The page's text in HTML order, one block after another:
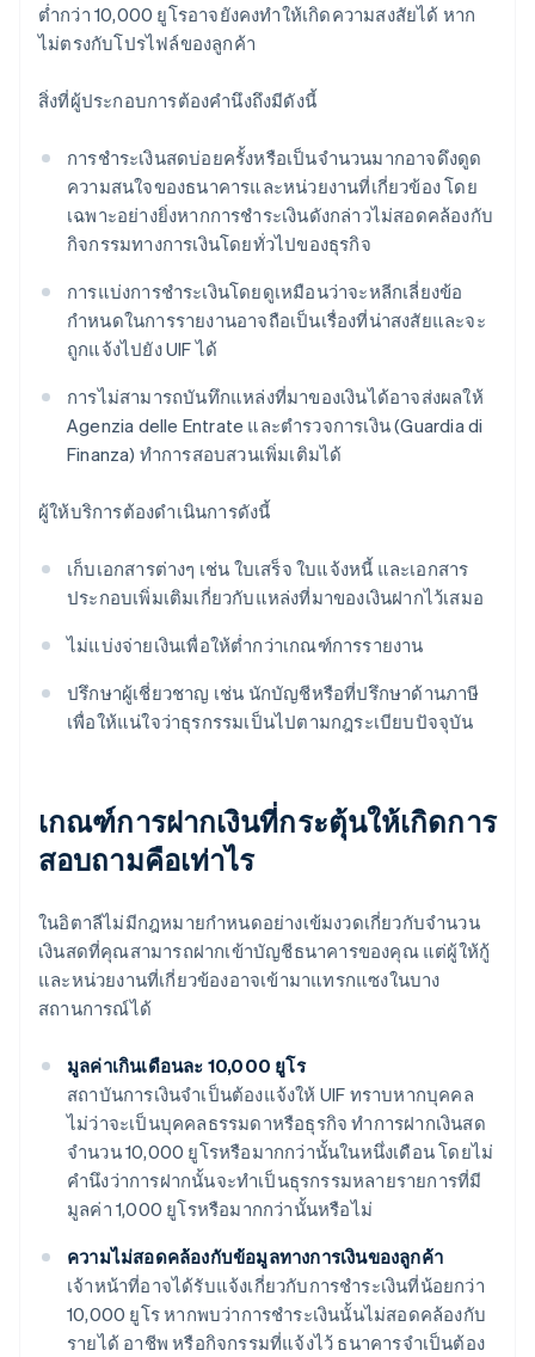
ต่ำกว่า 10,000 ยูโรอาจยังคงทำให้เกิดความสงสัยได้ หาก
ไม่ตรงกับโปรไฟล์ของลูกค้า
สิ่งที่ผู้ประกอบการต้องคำนึงถึงมีดังนี้
การชำระเงินสดบ่อยครั้งหรือเป็นจำนวนมากอาจดึงดูด
ความสนใจของธนาคารและหน่วยงานที่เกี่ยวข้อง โดย
เฉพาะอย่างยิ่งหากการชำระเงินดังกล่าวไม่สอดคล้องกับ
กิจกรรมทางการเงินโดยทั่วไปของธุรกิจ
การแบ่งการชำระเงินโดยดูเหมือนว่าจะหลีกเลี่ยงข้อ
กำหนดในการรายงานอาจถือเป็นเรื่องที่น่าสงสัยและจะ
ถูกแจ้งไปยัง UIF ได้
การไม่สามารถบันทึกแหล่งที่มาของเงินได้อาจส่งผลให้
Agenzia delle Entrate และตำรวจการเงิน (Guardia di
Finanza) ทำการสอบสวนเพิ่มเติมได้
ผู้ให้บริการต้องดําเนินการดังนี้
เก็บเอกสารต่างๆ เช่น ใบเสร็จ ใบแจ้งหนี้ และเอกสาร
ประกอบเพิ่มเติมเกี่ยวกับแหล่งที่มาของเงินฝากไว้เสมอ
ไม่แบ่งจ่ายเงินเพื่อให้ต่ำกว่าเกณฑ์การรายงาน
ปรึกษาผู้เชี่ยวชาญ เช่น นักบัญชีหรือที่ปรึกษาด้านภาษี
เพื่อให้แน่ใจว่าธุรกรรมเป็นไปตามกฎระเบียบปัจจุบัน
เกณฑ์การฝากเงินที่กระตุ้นให้เกิดการ
สอบถามคือเท่าไร
ในอิตาลีไม่มีกฎหมายกำหนดอย่างเข้มงวดเกี่ยวกับจำนวน
เงินสดที่คุณสามารถฝากเข้าบัญชีธนาคารของคุณ แต่ผู้ให้กู้
และหน่วยงานที่เกี่ยวข้องอาจเข้ามาแทรกแซงในบาง
สถานการณ์ได้
มูลค่าเกินเดือนละ 10,000 ยูโร
สถาบันการเงินจำเป็นต้องแจ้งให้ UIF ทราบหากบุคคล
ไม่ว่าจะเป็นบุคคลธรรมดาหรือธุรกิจ ทำการฝากเงินสด
จำนวน 10,000 ยูโรหรือมากกว่านั้นในหนึ่งเดือน โดยไม่
คำนึงว่าการฝากนั้นจะทำเป็นธุรกรรมหลายรายการที่มี
มูลค่า 1,000 ยูโรหรือมากกว่านั้นหรือไม่
ความไม่สอดคล้องกับข้อมูลทางการเงินของลูกค้า
เจ้าหน้าที่อาจได้รับแจ้งเกี่ยวกับการชำระเงินที่น้อยกว่า
10,000 ยูโร หากพบว่าการชำระเงินนั้นไม่สอดคล้องกับ
รายได้ อาชีพ หรือกิจกรรมที่แจ้งไว้ ธนาคารจำเป็นต้อง